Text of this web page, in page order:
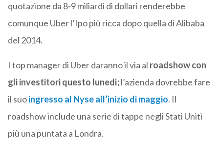
quotazione da 8-9 miliardi di dollari renderebbe
comunque Uber l’Ipo più ricca dopo quella di Alibaba
del 2014.
I top manager di Uber daranno il via al roadshow con
gli investitori questo lunedì;l’azienda dovrebbe fare
il suoingresso al Nyse all’inizio di maggio. Il
roadshow include una serie di tappe negli Stati Uniti
più una puntata a Londra.